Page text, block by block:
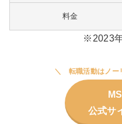
料金
※2023
転職活動はノー
公式サ